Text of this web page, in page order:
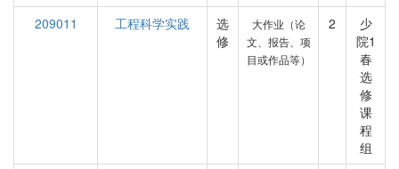
209011
工程科学实践
选
修
大作业（论
文、报告、项
目或作品等）
2
少
院1
春
选
修
课
程
组